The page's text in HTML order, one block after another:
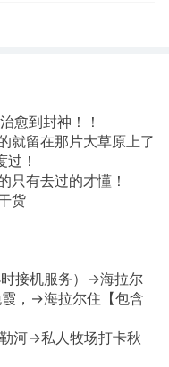
愈到封神！！
就留在那片大草原上了
！
只有去过的才懂！
货
接机服务）→海拉尔
，→海拉尔住【包含
河→私人牧场打卡秋